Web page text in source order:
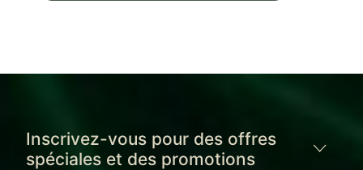
Inscrivez-vous pour des offres
spéciales et des promotions